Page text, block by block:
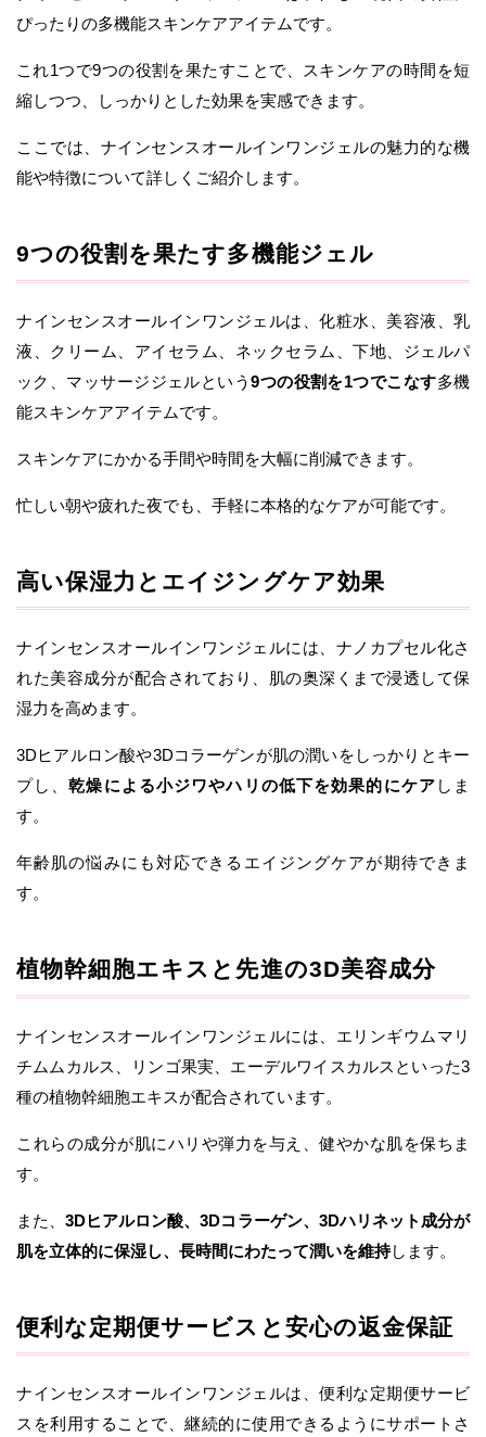
ぴったりの多機能スキンケアアイテムです。
これ1つで9つの役割を果たすことで、スキンケアの時間を短
縮しつつ、しっかりとした効果を実感できます。
ここでは、ナインセンスオールインワンジェルの魅力的な機
能や特徴について詳しくご紹介します。
9つの役割を果たす多機能ジェル
ナインセンスオールインワンジェルは、化粧水、美容液、乳
液、クリーム、アイセラム、ネックセラム、下地、ジェルパ
ック、マッサージジェルという9つの役割を1つでこなす多機
能スキンケアアイテムです。
スキンケアにかかる手間や時間を大幅に削減できます。
忙しい朝や疲れた夜でも、手軽に本格的なケアが可能です。
高い保湿力とエイジングケア効果
ナインセンスオールインワンジェルには、ナノカプセル化さ
れた美容成分が配合されており、肌の奥深くまで浸透して保
湿力を高めます。
3Dヒアルロン酸や3Dコラーゲンが肌の潤いをしっかりとキー
プし、乾燥による小ジワやハリの低下を効果的にケア しま
す。
年齢肌の悩みにも対応できるエイジングケアが期待できま
す。
植物幹細胞エキスと先進の3D美容成分
ナインセンスオールインワンジェルには、エリンギウムマリ
チムムカルス、リンゴ果実、エーデルワイスカルスといった3
種の植物幹細胞エキスが配合されています。
これらの成分が肌にハリや弾力を与え、健やかな肌を保ちま
す。
また、3Dヒアルロン酸、3Dコラーゲン、3Dハリネット成分が
肌を立体的に保湿し、長時間にわたって潤いを維持します。
便利な定期便サービスと安心の返金保証
ナインセンスオールインワンジェルは、便利な定期便サービ
スを利用することで、継続的に使用できるようにサポートさ